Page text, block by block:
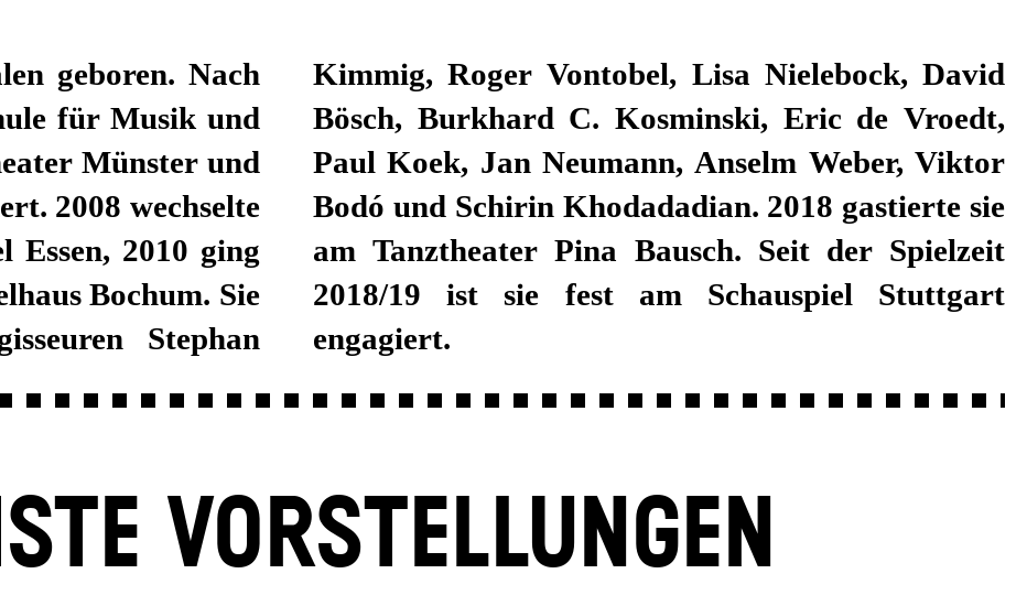
geboren. Nach
für Musik und
Münster und
2008 wechselte
Essen, 2010 ging
Bochum. Sie
Stephan
Nielebock, David
Eric de Vroedt,
Weber, Viktor
2018 gastierte sie
der Spielzeit
Stuttgart
engagiert.
VORSTELLUNGEN